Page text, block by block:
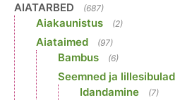
AIATARBED (687)
Aiakaunistus (2)
Aiataimed (97)
Bambus (6)
Seemned ja lillesibulad
Idandamine (7)